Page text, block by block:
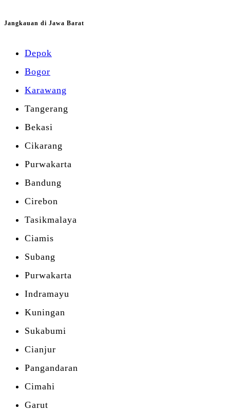
Jangkauan di Jawa Barat
Depok
Bogor
Karawang
Tangerang
Bekasi
Cikarang
Purwakarta
Bandung
Cirebon
Tasikmalaya
Ciamis
Subang
Purwakarta
Indramayu
Kuningan
Sukabumi
Cianjur
Pangandaran
Cimahi
Garut